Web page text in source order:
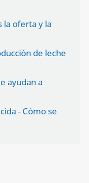
la oferta y la
de leche
ayudan a
- Cómo se